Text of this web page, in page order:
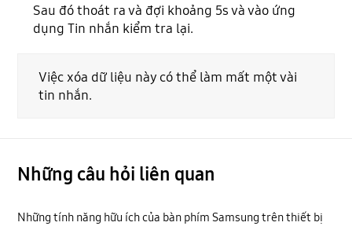
Sau đó thoát ra và đợi khoảng 5s và vào ứng
dụng Tin nhắn kiểm tra lại.
Việc xóa dữ liệu này có thể làm mất một vài
tin nhắn.
Những câu hỏi liên quan
Những tính năng hữu ích của bàn phím Samsung trên thiết bị